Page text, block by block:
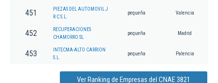
451
PIEZAS DEL AUTOMOVIL J
R C S.L.
pequeña Valencia
452
RECUPERACIONES
CHAMORRO SL
pequeña Madrid
453
INTECMA-ALTO CARRION
S.L.
pequeña Palencia
Ver Ranking de Empresas del CNAE 3821